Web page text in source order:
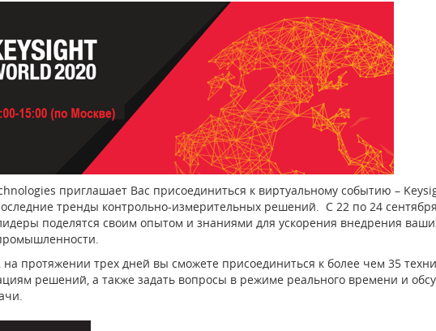
приглашает Вас присоединиться к виртуальному событию –
тренды контрольно-измерительных решений. С 22 по 24
поделятся своим опытом и знаниями для ускорения внедрения
протяжении трех дней вы сможете присоединиться к более чем 35
решений, а также задать вопросы в режиме реального времени и